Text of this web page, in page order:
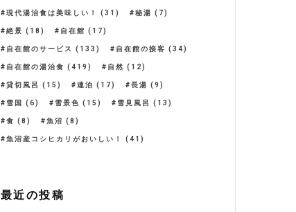
現代湯治食は美味しい！ (31) 秘湯 (7)
絶景 (18) 自在館 (17)
自在館のサービス (133) 自在館の接客 (34)
自在館の湯治食 (419) 自然 (12)
貸切風呂 (15) 連泊 (17) 長湯 (9)
雪国 (6) 雪景色 (15) 雪見風呂 (13)
食 (8) 魚沼 (8)
魚沼産コシヒカリがおいしい！ (41)
最近の投稿